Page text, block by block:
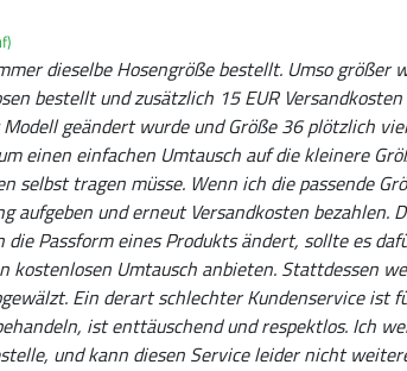
dieselbe Hosengröße bestellt. Umso größer
bestellt und zusätzlich 15 EUR
geändert wurde und Größe 36 plötzlich
einen einfachen Umtausch auf die kleinere
selbst tragen müsse. Wenn ich die passende
aufgeben und erneut Versandkosten bezahlen.
Passform eines Produkts ändert, sollte es
kostenlosen Umtausch anbieten. Stattdessen
Ein derart schlechter Kundenservice ist
ist enttäuschend und respektlos. Ich
und kann diesen Service leider nicht